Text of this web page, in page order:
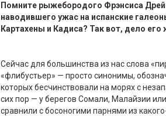
Помните рыжебородого Фрэнсиса
наводившего ужас на испанские
Картахены и Кадиса? Так вот, дело его
Сейчас для большинства из насслова
«флибустьер» — просто синонимы,
которых бесчинствовали на морях с
сих пор — у берегов Сомали, Малайзии или
сравнили с босоногими парнями из